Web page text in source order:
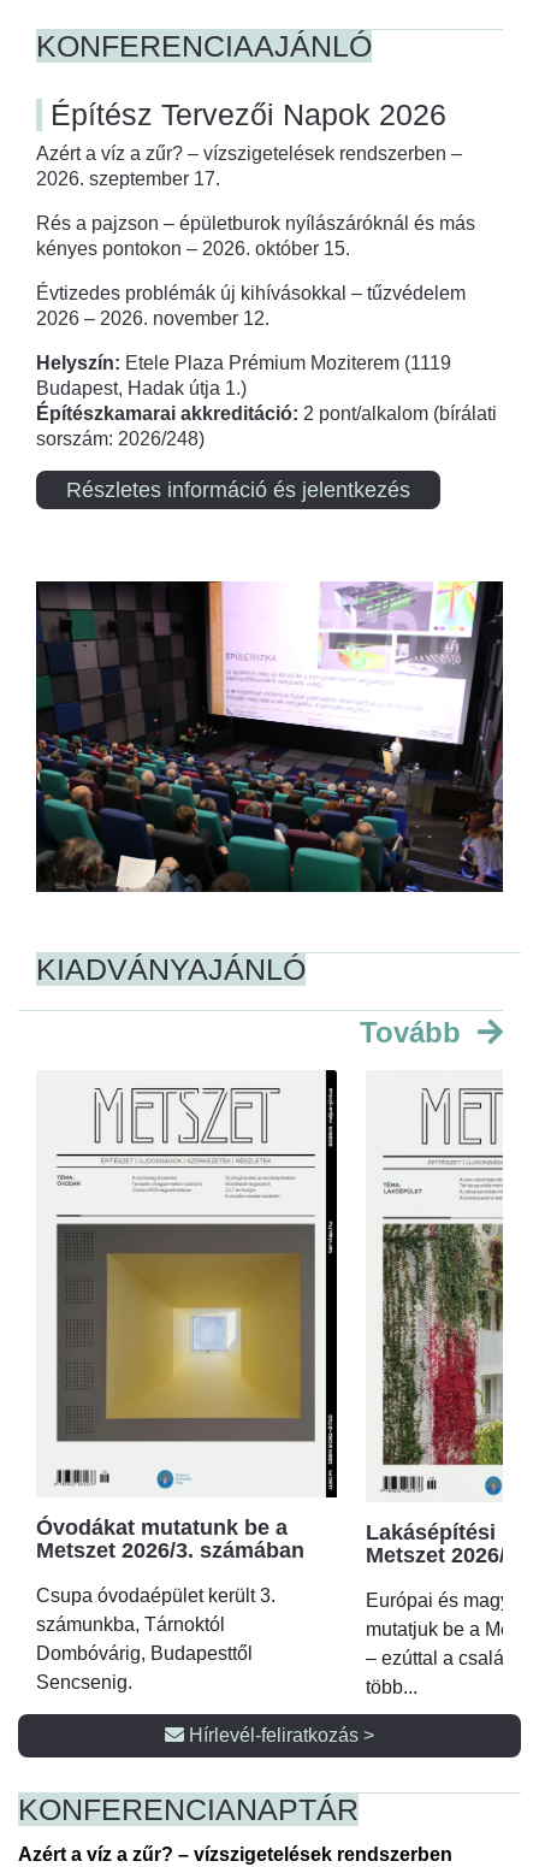
KONFERENCIAAJÁNLÓ
Építész Tervezői Napok 2026
Azért a víz a zűr? – vízszigetelések rendszerben –
2026. szeptember 17.
Rés a pajzson – épületburok nyílászáróknál és más
kényes pontokon – 2026. október 15.
Évtizedes problémák új kihívásokkal – tűzvédelem
2026 – 2026. november 12.
Helyszín: Etele Plaza Prémium Moziterem (1119
Budapest, Hadak útja 1.)
Építészkamarai akkreditáció: 2 pont/alkalom (bírálati
sorszám: 2026/248)
Részletes információ és jelentkezés
KIADVÁNYAJÁNLÓ
Tovább
Óvodákat mutatunk be a
Metszet 2026/3. számában
Csupa óvodaépület került 3.
számunkba, Tárnoktól
Dombóvárig, Budapesttől
Sencsenig.
Lakásépítési
Metszet 2026/2.
Európai és magyar
mutatjuk be a
– ezúttal a családi
több...
Hírlevél-feliratkozás >
KONFERENCIANAPTÁR
Azért a víz a zűr? – vízszigetelések rendszerben